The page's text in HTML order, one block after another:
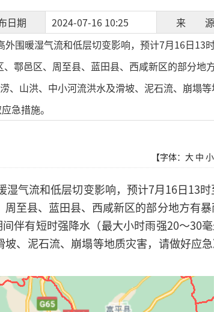
日期 2024-07-16 10:25 来 源
围暖湿气流和低层切变影响，预计7月16日13
鄠邑区、周至县、蓝田县、西咸新区的部分地
、山洪、中小河流洪水及滑坡、泥石流、崩塌
急措施。
【字体： 大 中 小
气流和低层切变影响，预计7月16日13
至县、蓝田县、西咸新区的部分地方有
伴有短时强降水（最大小时雨强20～30
、泥石流、崩塌等地质灾害，请做好应